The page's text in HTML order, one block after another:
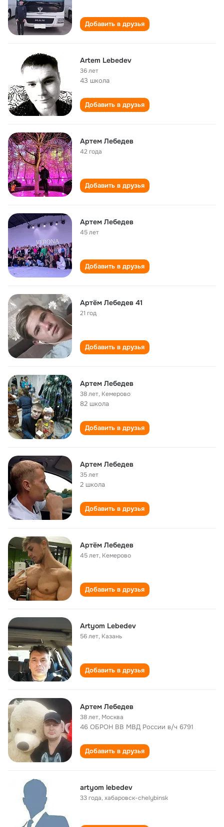
Добавить в друзья
Artem Lebedev
36 лет
43 школа
Добавить в друзья
Артем Лебедев
42 года
Добавить в друзья
Артем Лебедев
45 лет
Добавить в друзья
Артём Лебедев 41
21 год
Добавить в друзья
Артем Лебедев
38 лет, Кемерово
82 школа
Добавить в друзья
Артем Лебедев
35 лет
2 школа
Добавить в друзья
Артём Лебедев
45 лет, Кемерово
Добавить в друзья
Artyom Lebedev
56 лет, Казань
Добавить в друзья
Артем Лебедев
38 лет, Москва
46 ОБРОН ВВ МВД России в/ч 6791
Добавить в друзья
artyom lebedev
33 года,хабаровск-chelybinsk